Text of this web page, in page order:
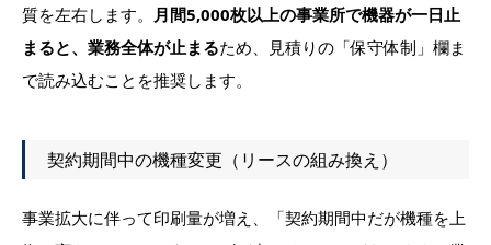
質を左右します。
月間5,000枚以上の事業所で機器が一日止
まると、業務全体が止まるため、見積りの「保守体制」欄ま
で読み込むことを推奨します。
契約期間中の機種変更（リースの組み換え）
事業拡大に伴って印刷量が増え、「契約期間中だが機種を上